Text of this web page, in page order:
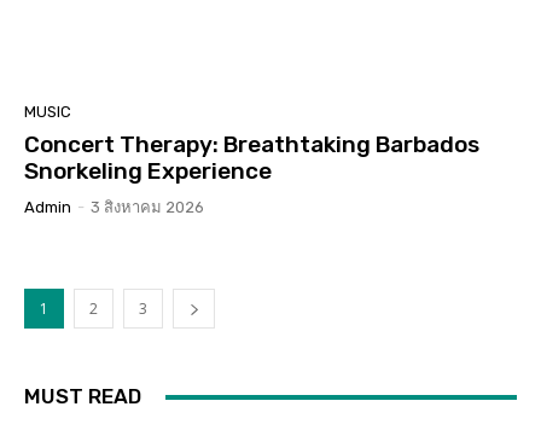
MUSIC
Concert Therapy: Breathtaking Barbados
Snorkeling Experience
Admin - 3 สิงหาคม 2026
1 2 3
MUST READ